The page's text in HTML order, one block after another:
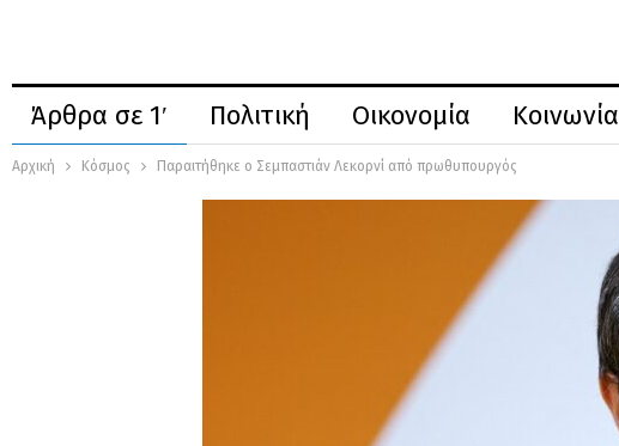
Άρθρα σε 1′ Πολιτική Οικονομία Κοινωνία
Αρχική Κόσμος Παραιτήθηκε ο Σεμπαστιάν Λεκορνί από πρωθυπουργός